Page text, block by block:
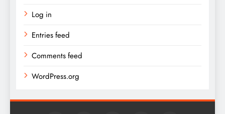
Log in
Entries feed
Comments feed
WordPress.org